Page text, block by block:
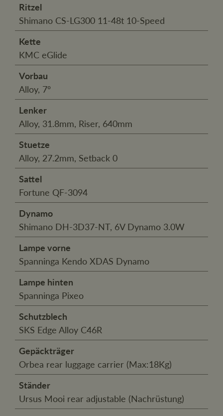
Ritzel
Shimano CS-LG300 11-48t 10-Speed
Kette
KMC eGlide
Vorbau
Alloy, 7º
Lenker
Alloy, 31.8mm, Riser, 640mm
Stuetze
Alloy, 27.2mm, Setback 0
Sattel
Fortune QF-3094
Dynamo
Shimano DH-3D37-NT, 6V Dynamo 3.0W
Lampe vorne
Spanninga Kendo XDAS Dynamo
Lampe hinten
Spanninga Pixeo
Schutzblech
SKS Edge Alloy C46R
Gepäckträger
Orbea rear luggage carrier (Max:18Kg)
Ständer
Ursus Mooi rear adjustable (Nachrüstung)